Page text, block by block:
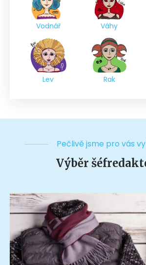
Vodnář Váhy
Lev Rak
Pečlivě jsme pro vás
Výběr